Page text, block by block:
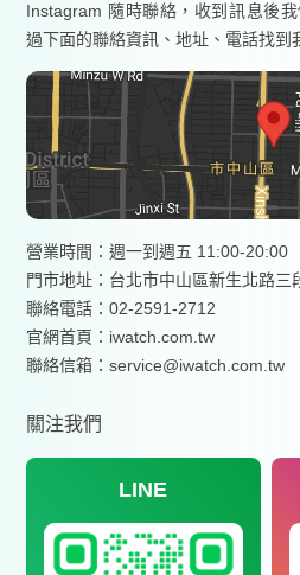
Instagram 隨時聯絡，收到訊息後
過下面的聯絡資訊、地址、電話找到
營業時間：週一到週五 11:00-20:00
門市地址：台北市中山區新生北路三
聯絡電話：02-2591-2712
官網首頁： iwatch.com.tw
聯絡信箱：service@iwatch.com.tw
關注我們
LINE